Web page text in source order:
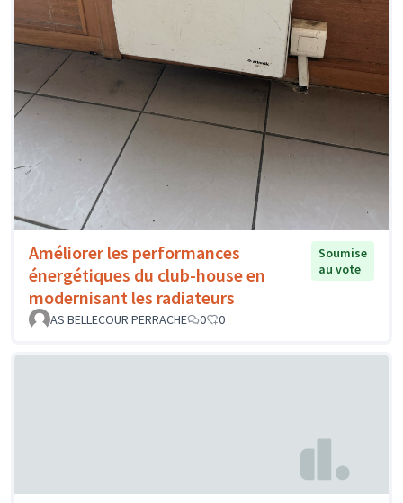
Améliorer les performances
énergétiques du club-house en
modernisant les radiateurs
Soumise
au vote
AS BELLECOUR PERRACHE 0 0